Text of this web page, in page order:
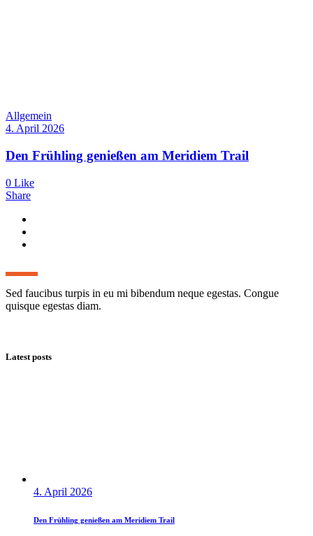
Allgemein
4. April 2026
Den Frühling genießen am Meridiem Trail
0 Like
Share
Sed faucibus turpis in eu mi bibendum neque egestas. Congue
quisque egestas diam.
Latest posts
4. April 2026
Den Frühling genießen am Meridiem Trail